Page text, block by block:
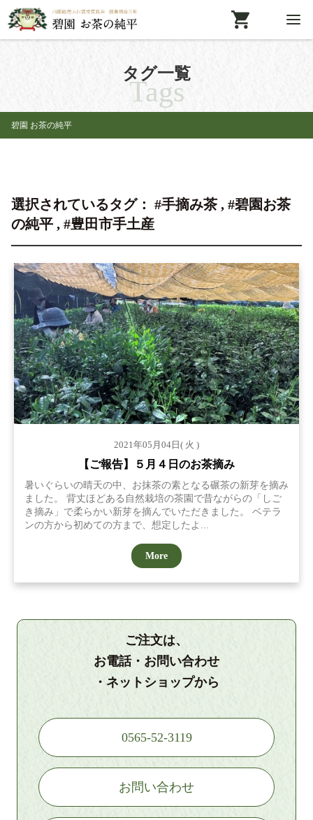
タグ一覧
Tags
碧園 お茶の純平
選択されているタグ： #手摘み茶 , #碧園お茶
の純平 , #豊田市手土産
2021年05月04日( 火 )
【ご報告】５月４日のお茶摘み
暑いぐらいの晴天の中、お抹茶の素となる碾茶の新芽を摘み
ました。 背丈ほどある自然栽培の茶園で昔ながらの「しご
き摘み」で柔らかい新芽を摘んでいただきました。 ベテラ
ンの方から初めての方まで、想定したよ...
More
ご注文は、
お電話・お問い合わせ
・ネットショップから
0565-52-3119
お問い合わせ